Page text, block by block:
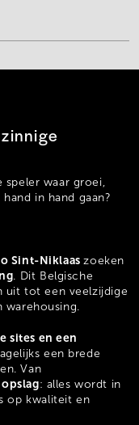
waar groei,
in hand gaan?
Sint-Niklaaszoeken
. Dit Belgische
uit tot een veelzijdige
sites en een
een brede
Van
: alles wordt in
op kwaliteit en